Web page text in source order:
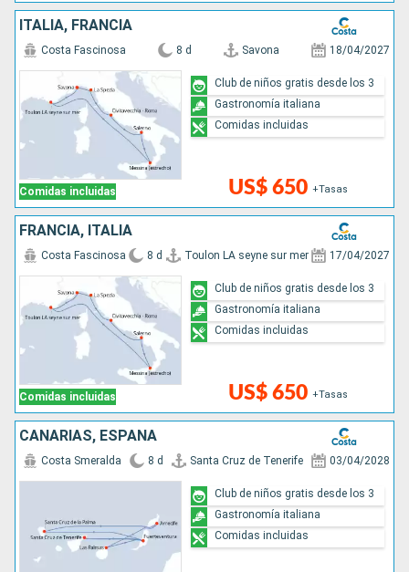
ITALIA, FRANCIA
Comidas incluidas
Costa Fascinosa 8 d Savona 18/04/2027
US$ 650 +Tasas
Club de niños gratis desde los 3
Gastronomía italiana
Comidas incluidas
FRANCIA, ITALIA
Comidas incluidas
Costa Fascinosa 8 d Toulon LA seyne sur mer 17/04/2027
US$ 650 +Tasas
Club de niños gratis desde los 3
Gastronomía italiana
Comidas incluidas
CANARIAS, ESPAÑA
Costa Smeralda 8 d Santa Cruz de Tenerife 03/04/2028
Club de niños gratis desde los 3
Gastronomía italiana
Comidas incluidas